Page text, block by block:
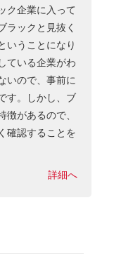
ク企業に入って
ラックと見抜く
いうことになり
ている企業がわ
いので、事前に
す。しかし、ブ
があるので、
確認することを
詳細へ